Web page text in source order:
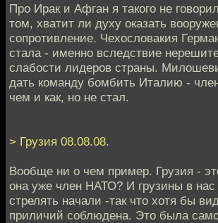
Про Ирак и Афган я такого не
том, хватит ли духу оказать
сопротивление. Чехословакия
стала - именно вследствие
слабости лидеров страны.
дать команду бомбить Италию -
чем и как, но не стал.
> Грузия 08.08.08.
Вообще ни о чем пример. Грузия -
она уже член НАТО? И грузины в
стрелять начали -так что хотя бы
приличий соблюдена. Это была